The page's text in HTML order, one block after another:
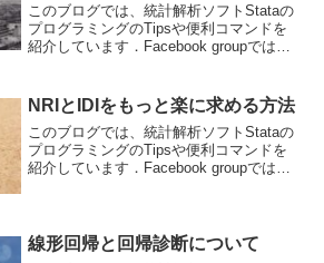
このブログでは、統計解析ソフトStataの
プログラミングのTipsや便利コマンドを
紹介しています．Facebook groupでは、
す． ブログと合わせて個人の学習に役
NRIとIDIをもっと楽に求める方法
このブログでは、統計解析ソフトStataの
プログラミングのTipsや便利コマンドを
紹介しています．Facebook groupでは、
立...
線形回帰と回帰診断について